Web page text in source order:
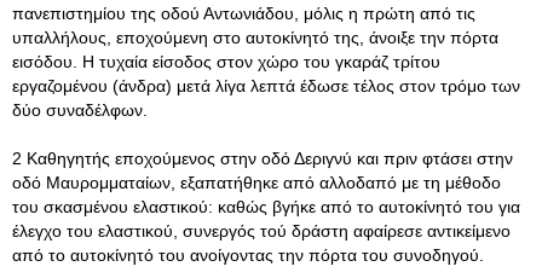
πανεπιστημίου της οδού Αντωνιάδου, μόλις η πρώτη από τις
υπαλλήλους, εποχούμενη στο αυτοκίνητό της, άνοιξε την πόρτα
εισόδου. Η τυχαία είσοδος στον χώρο του γκαράζ τρίτου
εργαζομένου (άνδρα) μετά λίγα λεπτά έδωσε τέλος στον τρόμο των
δύο συναδέλφων.
2 Καθηγητής εποχούμενος στην οδό Δεριγνύ και πριν φτάσει στην
οδό Μαυρομματαίων, εξαπατήθηκε από αλλοδαπό με τη μέθοδο
του σκασμένου ελαστικού: καθώς βγήκε από το αυτοκίνητό του για
έλεγχο του ελαστικού, συνεργός τού δράστη αφαίρεσε αντικείμενο
από το αυτοκίνητό του ανοίγοντας την πόρτα του συνοδηγού.